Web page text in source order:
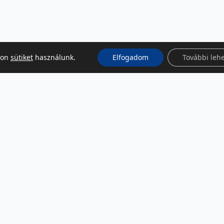
sütikethasználunk. Elfogadom További